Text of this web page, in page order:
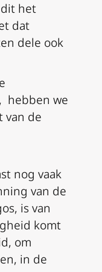
het
dat
dele ook
hebben we
van de
nog vaak
van de
is van
komt
om
in de